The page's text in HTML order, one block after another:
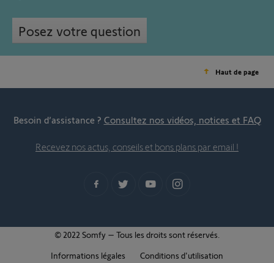
Posez votre question
Haut de page
Besoin d’assistance ? Consultez nos vidéos, notices et FAQ
Recevez nos actus, conseils et bons plans par email !
© 2022 Somfy – Tous les droits sont réservés.
Informations légales
Conditions d'utilisation